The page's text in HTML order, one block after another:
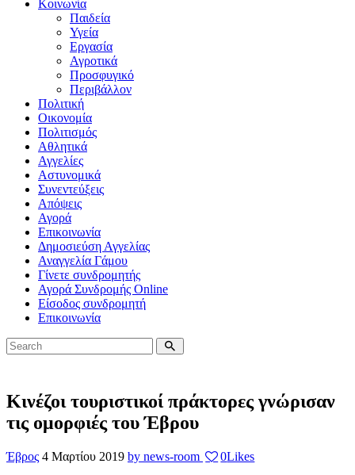
Κοινωνία
Παιδεία
Υγεία
Εργασία
Αγροτικά
Προσφυγικό
Περιβάλλον
Πολιτική
Οικονομία
Πολιτισμός
Αθλητικά
Αγγελίες
Αστυνομικά
Συνεντεύξεις
Απόψεις
Αγορά
Επικοινωνία
Δημοσιεύση Αγγελίας
Αναγγελία Γάμου
Γίνετε συνδρομητής
Αγορά Συνδρομής Online
Είσοδος συνδρομητή
Επικοινωνία
Κινέζοι τουριστικοί πράκτορες γνώρισαν
τις ομορφιές του Έβρου
Έβρος 4 Μαρτίου 2019 by news-room 0Likes